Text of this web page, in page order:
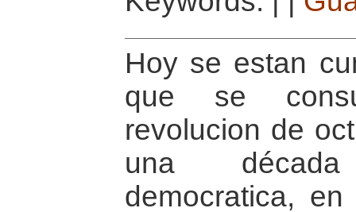
Hoy se estan
que se
revolucion de
una
democratica,